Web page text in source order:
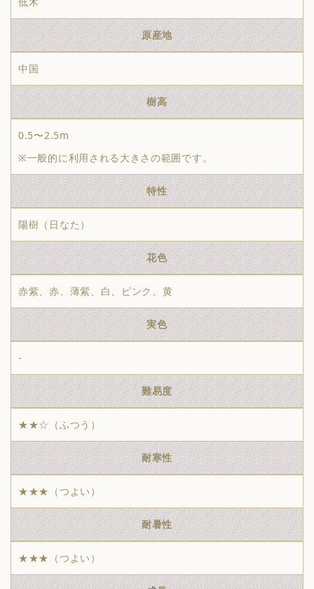
原産地
中国
樹高
0.5〜2.5m
※一般的に利用される大きさの範囲です。
特性
陽樹（日なた）
花色
赤紫、赤、薄紫、白、ピンク、黄
実色
-
難易度
★★☆（ふつう）
耐寒性
★★★（つよい）
耐暑性
★★★（つよい）